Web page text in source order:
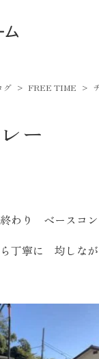
グ FREE TIME
ー
わり ベースコン
丁寧に 均しな